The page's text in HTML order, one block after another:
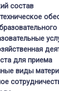
состав
для приема
виды